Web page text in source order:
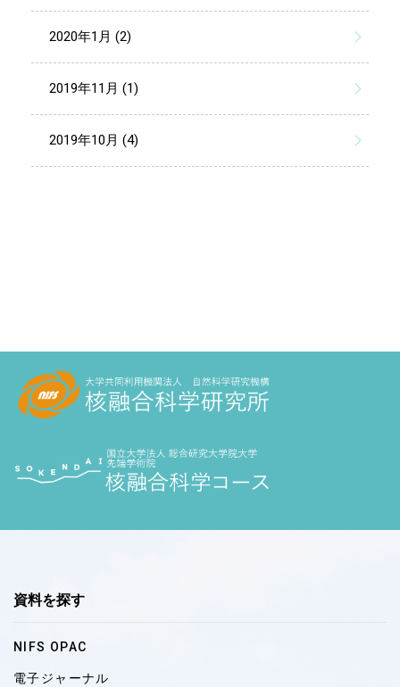
2020年1月 (2)
2019年11月 (1)
2019年10月 (4)
資料を探す
NIFS OPAC
電子ジャーナル